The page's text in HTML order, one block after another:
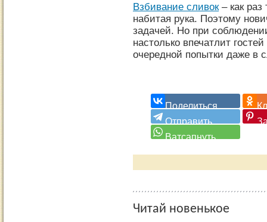
Взбивание сливок– как раз
набитая рука. Поэтому
задачей. Но при
настолько впечатлит
очередной попытки даже в
Читай новенькое